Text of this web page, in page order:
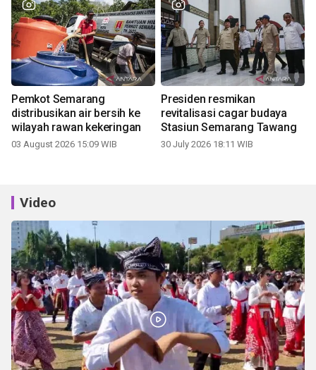
Pemkot Semarang
distribusikan air bersih ke
wilayah rawan kekeringan
03 August 2026 15:09 WIB
Presiden resmikan
revitalisasi cagar budaya
Stasiun Semarang Tawang
30 July 2026 18:11 WIB
Video